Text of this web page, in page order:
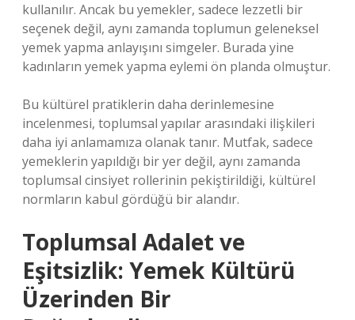
kullanılır. Ancak bu yemekler, sadece lezzetli bir
seçenek değil, aynı zamanda toplumun geleneksel
yemek yapma anlayışını simgeler. Burada yine
kadınların yemek yapma eylemi ön planda olmuştur.
Bu kültürel pratiklerin daha derinlemesine
incelenmesi, toplumsal yapılar arasındaki ilişkileri
daha iyi anlamamıza olanak tanır. Mutfak, sadece
yemeklerin yapıldığı bir yer değil, aynı zamanda
toplumsal cinsiyet rollerinin pekiştirildiği, kültürel
normların kabul gördüğü bir alandır.
Toplumsal Adalet ve
Eşitsizlik: Yemek Kültürü
Üzerinden Bir